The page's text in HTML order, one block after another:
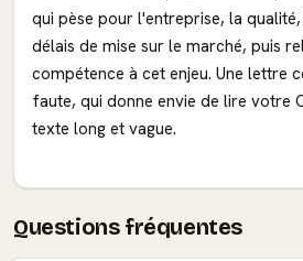
qui pèse pour l'entreprise, la
délais de mise sur le marché, puis
compétence à cet enjeu. Une lettre
faute, qui donne envie de lire votre
texte long et vague.
Questions fréquentes